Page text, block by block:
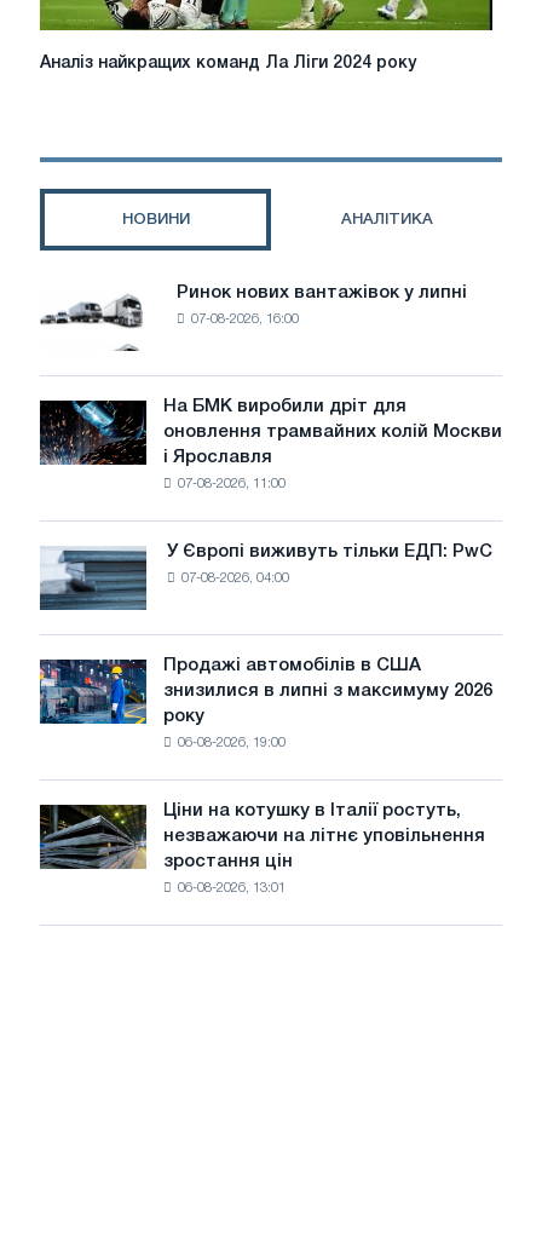
Аналіз
Ліги
Аналіз найкращих команд Ла Ліги 2024 року
НОВИНИ АНАЛІТИКА
Ринок
нових
вантажівок
у
липні
Ринок нових вантажівок у липні
07-08-2026, 16:00
На
БМК
виробили
трамвайних
колій
Ярославля
На БМК виробили дріт для
оновлення трамвайних колій Москви
і Ярославля
07-08-2026, 11:00
Європі
виживуть
тільки
ЕДП:
PwC
У Європі виживуть тільки ЕДП: PwC
07-08-2026, 04:00
Продажі
автомобілів
в
липні
з
року
Продажі автомобілів в США
знизилися в липні з максимуму 2026
року
06-08-2026, 19:00
Ціни
на
котушку
Ціни на котушку в Італії ростуть,
незважаючи на літнє уповільнення
зростання цін
06-08-2026, 13:01